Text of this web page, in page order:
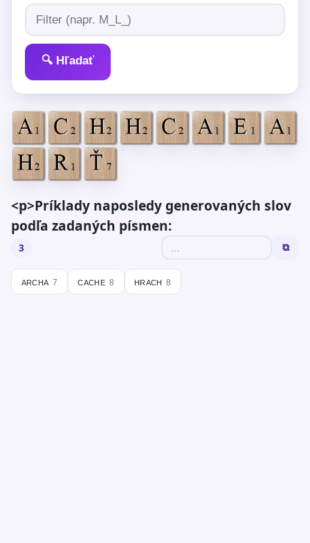
🔍 Hľadať
<p>Príklady naposledy generovaných slov
podľa zadaných písmen:
3 ⧉
archa 7 cache 8 hrach 8